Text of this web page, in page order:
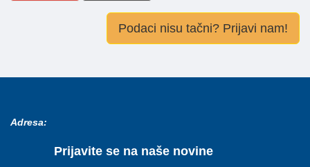
Podaci nisu tačni? Prijavi nam!
Adresa:
Prijavite se na naše novine